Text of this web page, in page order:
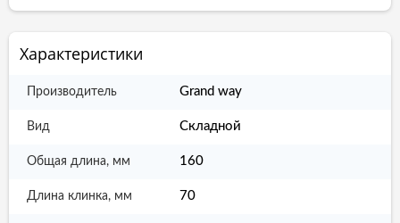
Характеристики
Производитель Grand way
Вид Складной
Общая длина, мм 160
Длина клинка, мм 70